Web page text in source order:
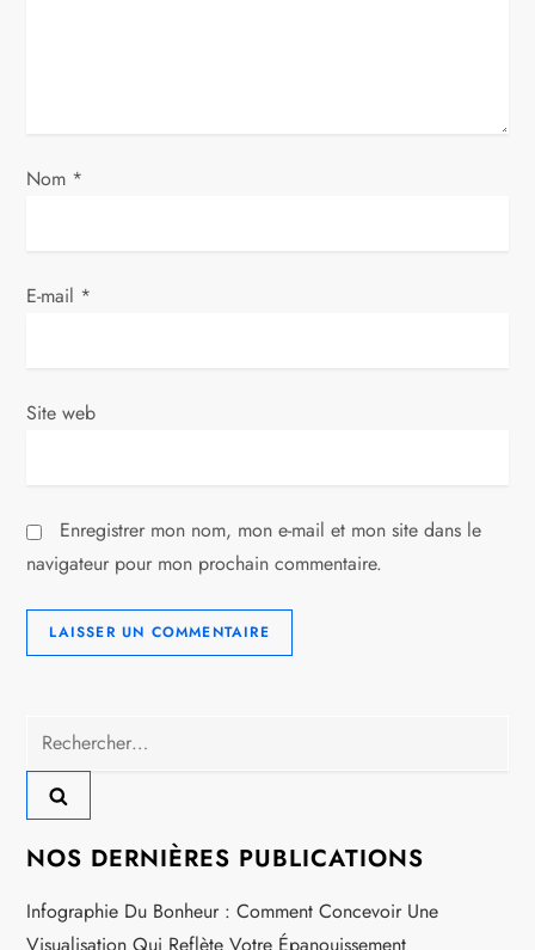
a
t
c
e
Nom *
E-mail *
Site web
Enregistrer mon nom, mon e-mail et mon site dans le
navigateur pour mon prochain commentaire.
Rechercher :
NOS DERNIÈRES PUBLICATIONS
Infographie Du Bonheur : Comment Concevoir Une
Visualisation Qui Reflète Votre Épanouissement